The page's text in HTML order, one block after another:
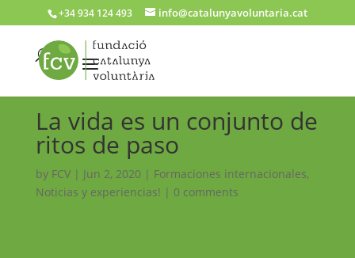
+34 934 124 493 info@catalunyavoluntaria.cat
La vida es un conjunto de
ritos de paso
by FCV| Jun 2, 2020 | Formaciones internacionales,
Noticias y experiencias! | 0 comments